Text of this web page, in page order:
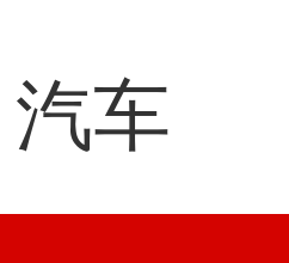
汽车